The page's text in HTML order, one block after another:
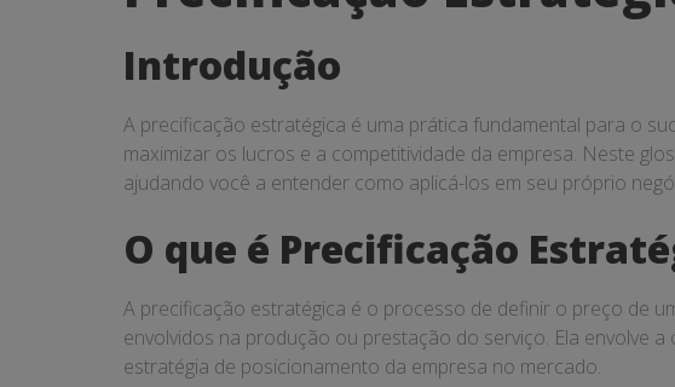
Estratégica
Introdução
A precificação estratégica é uma prática fundamental para o
maximizar os lucros e a competitividade da empresa. Neste
ajudando você a entender como aplicá-los em seu próprio
O que é Precificação
A precificação estratégica é o processo de definir o preço de
envolvidos na produção ou prestação do serviço. Ela envolve
estratégia de posicionamento da empresa no mercado.